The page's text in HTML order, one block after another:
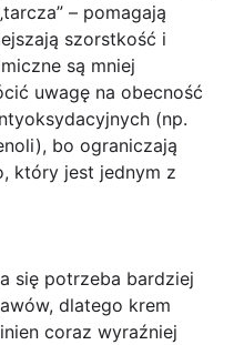
– pomagają
szorstkość i
są mniej
uwagę na obecność
(np.
bo ograniczają
który jest jednym z
się potrzeba bardziej
dlatego krem
coraz wyraźniej